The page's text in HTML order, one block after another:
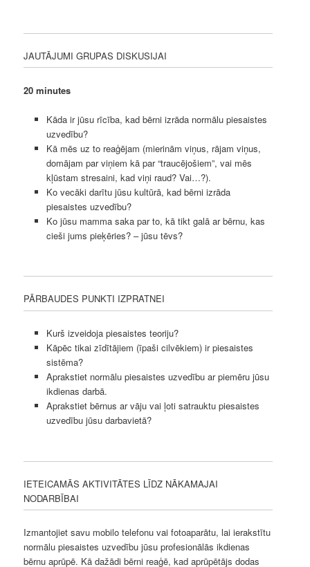
JAUTĀJUMI GRUPAS DISKUSIJAI
20 minutes
Kāda ir jūsu rīcība, kad bērni izrāda normālu piesaistes
uzvedību?
Kā mēs uz to reaģējam (mierinām viņus, rājam viņus,
domājam par viņiem kā par “traucējošiem”, vai mēs
kļūstam stresaini, kad viņi raud? Vai…?).
Ko vecāki darītu jūsu kultūrā, kad bērni izrāda
piesaistes uzvedību?
Ko jūsu mamma saka par to, kā tikt galā ar bērnu, kas
cieši jums pieķēries? – jūsu tēvs?
PĀRBAUDES PUNKTI IZPRATNEI
Kurš izveidoja piesaistes teoriju?
Kāpēc tikai zīdītājiem (īpaši cilvēkiem) ir piesaistes
sistēma?
Aprakstiet normālu piesaistes uzvedību ar piemēru jūsu
ikdienas darbā.
Aprakstiet bērnus ar vāju vai ļoti satrauktu piesaistes
uzvedību jūsu darbavietā?
IETEICAMĀS AKTIVITĀTES LĪDZ NĀKAMAJAI
NODARBĪBAI
Izmantojiet savu mobilo telefonu vai fotoaparātu, lai ierakstītu
normālu piesaistes uzvedību jūsu profesionālās ikdienas
bērnu aprūpē. Kā dažādi bērni reaģē, kad aprūpētājs dodas